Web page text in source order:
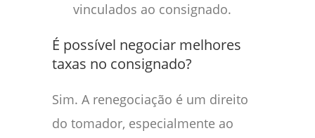
vinculados ao consignado.
É possível negociar melhores
taxas no consignado?
Sim. A renegociação é um direito
do tomador, especialmente ao